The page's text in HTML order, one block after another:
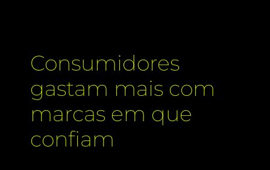
Consumidores
gastam mais com
marcas em que
confiam